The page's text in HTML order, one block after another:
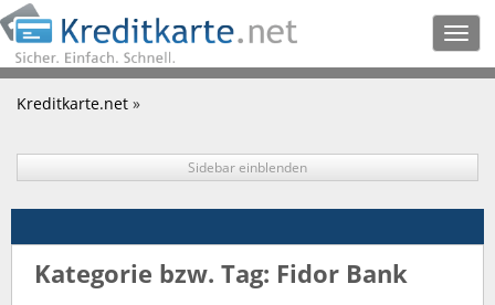
Kreditkarte.net »
Sidebar einblenden
Kategorie bzw. Tag: Fidor Bank